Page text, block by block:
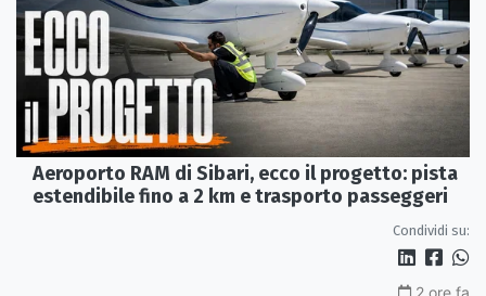
Aeroporto RAM di Sibari, ecco il progetto: pista
estendibile fino a 2 km e trasporto passeggeri
Condividi su:
2 ore fa